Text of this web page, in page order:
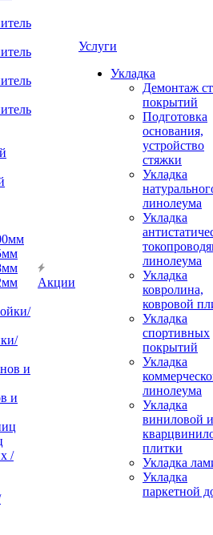
и
Акции
Услуги
Укладка
Демонтаж
покрытий
Подготовка
основания,
устройство
стяжки
Укладка
линолеума
Укладка
линолеума
Укладка
ковролина,
ковровой
Укладка
спортивных
покрытий
Укладка
линолеума
Укладка
виниловой и
плитки
Укладка
Укладка
паркетной